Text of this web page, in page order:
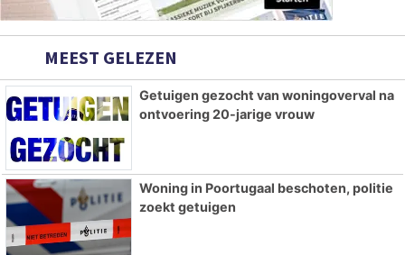
MEEST GELEZEN
Getuigen gezocht van woningoverval na
ontvoering 20-jarige vrouw
Woning in Poortugaal beschoten, politie
zoekt getuigen